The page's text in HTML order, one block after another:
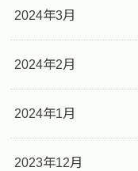
2024年3月
2024年2月
2024年1月
2023年12月